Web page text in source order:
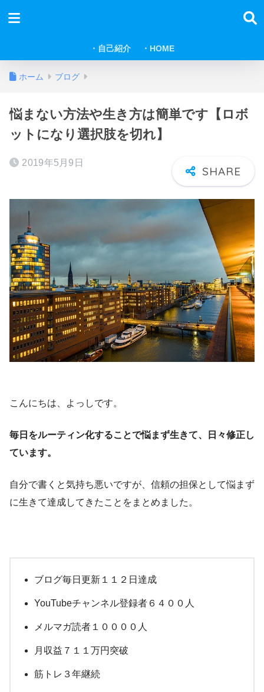
・自己紹介 ・HOME
ホーム ブログ
悩まない方法や生き方は簡単です【ロボ
ットになり選択肢を切れ】
2019年5月9日
こんにちは、よっしです。
毎日をルーティン化することで悩まず生きて、日々修正し
ています。
自分で書くと気持ち悪いですが、信頼の担保として悩まず
に生きて達成してきたことをまとめました。
ブログ毎日更新１１２日達成
YouTubeチャンネル登録者６４００人
メルマガ読者１００００人
月収益７１１万円突破
筋トレ３年継続